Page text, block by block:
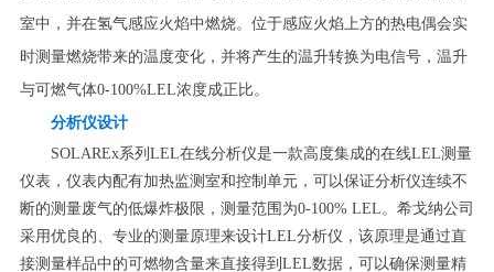
室中，并在氢气感应火焰中燃烧。位于感应火焰上方的热电偶会实
时测量燃烧带来的温度变化，并将产生的温升转换为电信号，温升
与可燃气体0-100%LEL浓度成正比。
分析仪设计
SOLAREx系列LEL在线分析仪是一款高度集成的在线LEL测量
仪表，仪表内配有加热监测室和控制单元，可以保证分析仪连续不
断的测量废气的低爆炸极限，测量范围为0-100% LEL。希戈纳公司
采用优良的、专业的测量原理来设计LEL分析仪，该原理是通过直
接测量样品中的可燃物含量来直接得到LEL数据，可以确保测量精